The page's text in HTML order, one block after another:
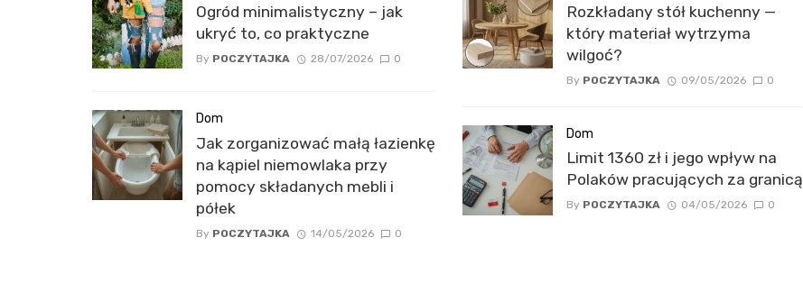
Ogród minimalistyczny – jak
ukryć to, co praktyczne
By POCZYTAJKA 28/07/2026 0
Dom
Jak zorganizować małą łazienkę
na kąpiel niemowlaka przy
pomocy składanych mebli i
półek
By POCZYTAJKA 14/05/2026 0
Rozkładany stół kuchenny —
który materiał wytrzyma
wilgoć?
By POCZYTAJKA 09/05/2026 0
Dom
Limit 1360 zł i jego wpływ na
Polaków pracujących za granicą
By POCZYTAJKA 04/05/2026 0